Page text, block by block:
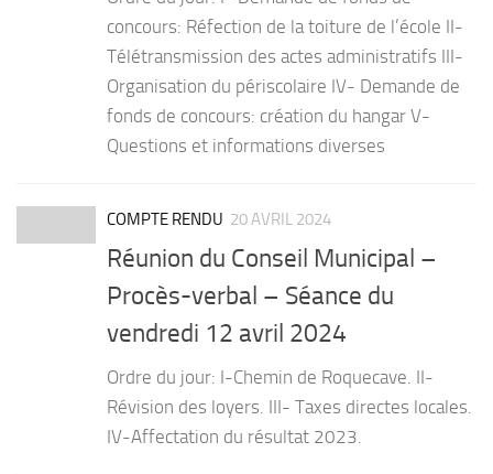
concours: Réfection de la toiture de l’école II-
Télétransmission des actes administratifs III-
Organisation du périscolaire IV- Demande de
fonds de concours: création du hangar V-
Questions et informations diverses
COMPTE RENDU 20 AVRIL 2024
Réunion du Conseil Municipal –
Procès-verbal – Séance du
vendredi 12 avril 2024
Ordre du jour: I-Chemin de Roquecave. II-
Révision des loyers. III- Taxes directes locales.
IV-Affectation du résultat 2023.